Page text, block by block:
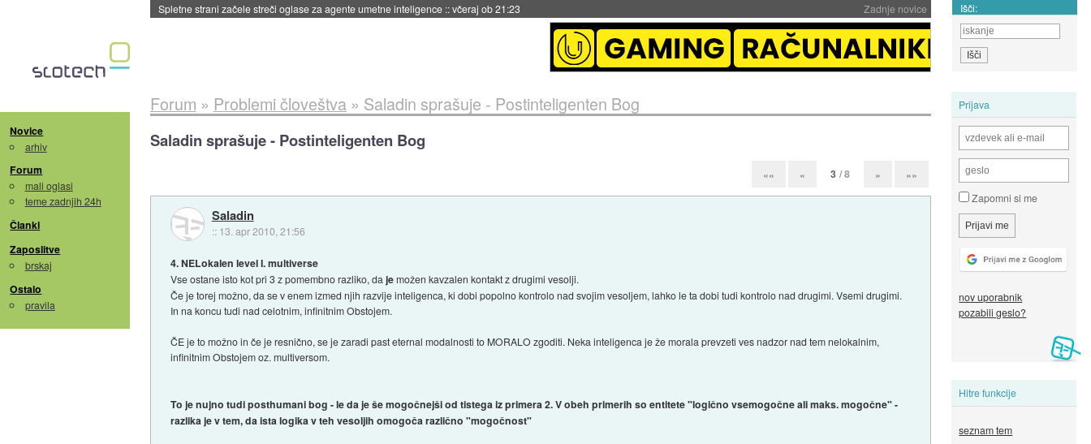
Zadnje novice
Spletne strani začele streči oglase za agente umetne inteligence ::včeraj ob 21:23 Išči:
Novice
arhiv
Forum
mali oglasi
teme zadnjih 24h
Članki
Zaposlitve
brskaj
Ostalo
pravila
Prijava
Zapomni si me
nov uporabnik
pozabili geslo?
Hitre funkcije
seznam tem
Forum » Problemi človeštva» Saladin sprašuje - Postinteligenten Bog
Saladin sprašuje - Postinteligenten Bog
«« « 3 / 8 » »»
Saladin
:: 13. apr 2010, 21:56
4. NELokalen level I. multiverse
Vse ostane isto kot pri 3 z pomembno razliko, dajemožen kavzalen kontakt z drugimi vesolji.
Če je torej možno, da se v enem izmed njih razvije inteligenca, ki dobi popolno kontrolo nad svojim vesoljem, lahko le ta dobi tudi kontrolo nad drugimi. Vsemi drugimi.
In na koncu tudi nad celotnim, infinitnim Obstojem.
ČE je to možno in če je resnično, se je zaradi past eternal modalnosti to MORALO zgoditi. Neka inteligenca je že morala prevzeti ves nadzor nad tem nelokalnim,
infinitnim Obstojem oz. multiversom.
To je nujno tudi posthumani bog - le da je še mogočnejši od tistega iz primera 2. V obeh primerih so entitete "logično vsemogočne ali maks. mogočne" -
razlika je v tem, da ista logika v teh vesoljih omogoča različno "mogočnost"